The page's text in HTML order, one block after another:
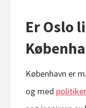
Er Oslo
København er
og med